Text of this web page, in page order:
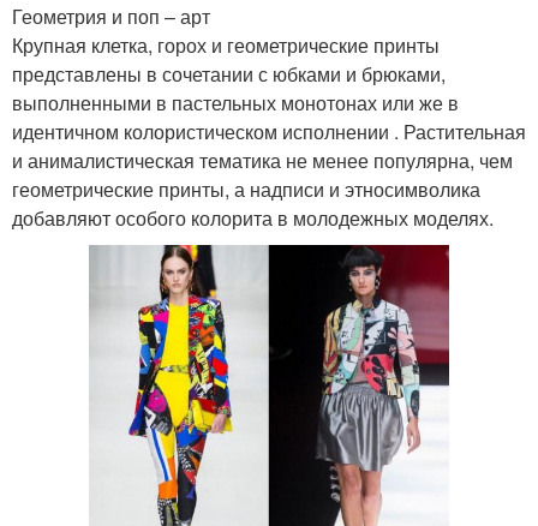
Геометрия и поп – арт
Крупная клетка, горох и геометрические принты
представлены в сочетании с юбками и брюками,
выполненными в пастельных монотонах или же в
идентичном колористическом исполнении . Растительная
и анималистическая тематика не менее популярна, чем
геометрические принты, а надписи и этносимволика
добавляют особого колорита в молодежных моделях.